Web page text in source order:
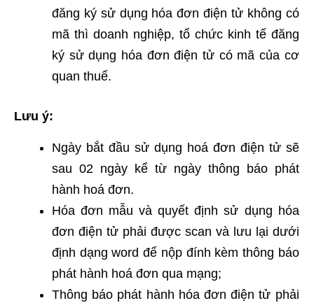
đăng ký sử dụng hóa đơn điện tử không có
mã thì doanh nghiệp, tổ chức kinh tế đăng
ký sử dụng hóa đơn điện tử có mã của cơ
quan thuế.
Lưu ý:
Ngày bắt đầu sử dụng hoá đơn điện tử sẽ
sau 02 ngày kể từ ngày thông báo phát
hành hoá đơn.
Hóa đơn mẫu và quyết định sử dụng hóa
đơn điện tử phải được scan và lưu lại dưới
định dạng word để nộp đính kèm thông báo
phát hành hoá đơn qua mạng;
Thông báo phát hành hóa đơn điện tử phải